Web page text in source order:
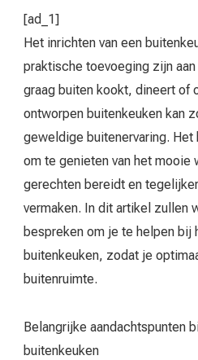
[ad_1]
Het inrichten van een
praktische toevoeging zijn
graag buiten kookt, dineert of
ontworpen buitenkeuken kan
geweldige buitenervaring.
om te genieten van het
gerechten bereidt en
vermaken. In dit artikel zullen
bespreken om je te helpen bij
buitenkeuken, zodat je
buitenruimte.
Belangrijke aandachtspunten
buitenkeuken